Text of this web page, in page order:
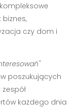
biznes,
czy dom i
poszukujących
każdego dnia